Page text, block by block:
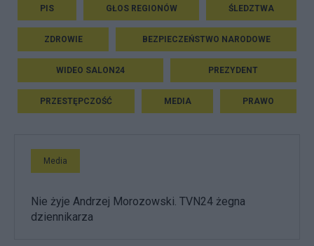
PIS GŁOS REGIONÓW ŚLEDZTWA
ZDROWIE BEZPIECZEŃSTWO NARODOWE
WIDEO SALON24 PREZYDENT
PRZESTĘPCZOŚĆ MEDIA PRAWO
Media
Nie żyje Andrzej Morozowski. TVN24 żegna
dziennikarza